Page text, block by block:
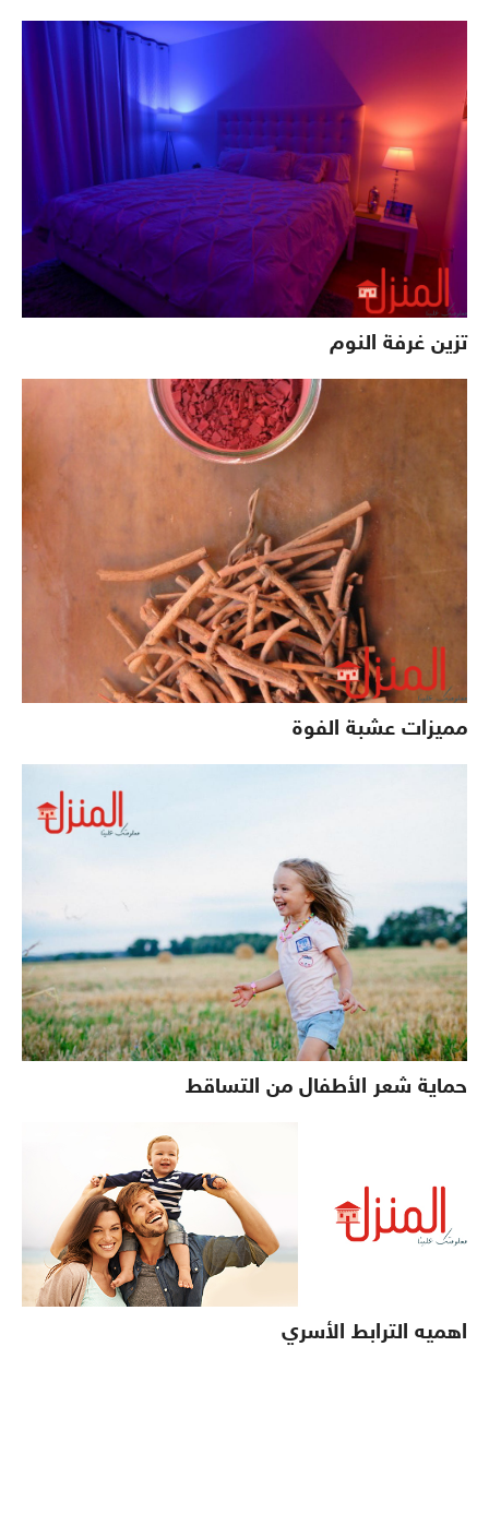
تزين غرفة النوم
مميزات عشبة الفوة
حماية شعر الأطفال من التساقط
اهميه الترابط الأسري